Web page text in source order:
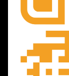
ติดต่อเรา